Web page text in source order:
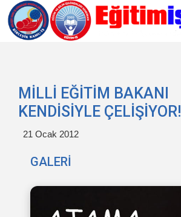
MİLLİ EĞİTİM BAKANI
KENDİSİYLE ÇELİŞİYOR!
21 Ocak 2012
GALERİ